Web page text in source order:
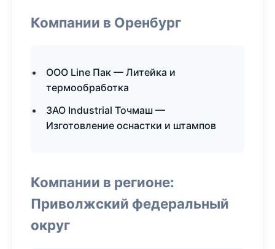
Компании в Оренбург
ООО Line Пак — Литейка и
термообработка
ЗАО Industrial Точмаш —
Изготовление оснастки и штампов
Компании в регионе:
Приволжский федеральный
округ